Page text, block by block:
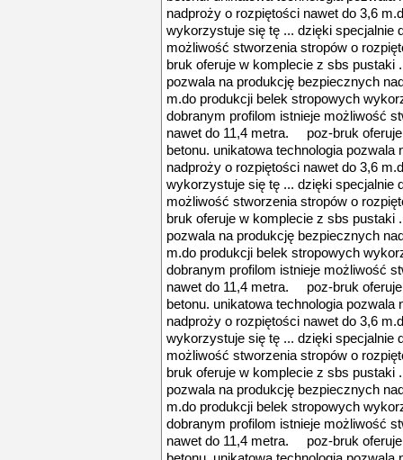
nadproży o rozpiętości nawet do 3,6
wykorzystuje się tę ... dzięki specjalnie
możliwość stworzenia stropów o
bruk oferuje w komplecie z sbs pustaki
pozwala na produkcję bezpiecznych
m.do produkcji belek stropowych
dobranym profilom istnieje możliwość
nawet do 11,4 metra. poz-bruk
betonu. unikatowa technologia
nadproży o rozpiętości nawet do 3,6
wykorzystuje się tę ... dzięki specjalnie
możliwość stworzenia stropów o
bruk oferuje w komplecie z sbs pustaki
pozwala na produkcję bezpiecznych
m.do produkcji belek stropowych
dobranym profilom istnieje możliwość
nawet do 11,4 metra. poz-bruk
betonu. unikatowa technologia
nadproży o rozpiętości nawet do 3,6
wykorzystuje się tę ... dzięki specjalnie
możliwość stworzenia stropów o
bruk oferuje w komplecie z sbs pustaki
pozwala na produkcję bezpiecznych
m.do produkcji belek stropowych
dobranym profilom istnieje możliwość
nawet do 11,4 metra. poz-bruk